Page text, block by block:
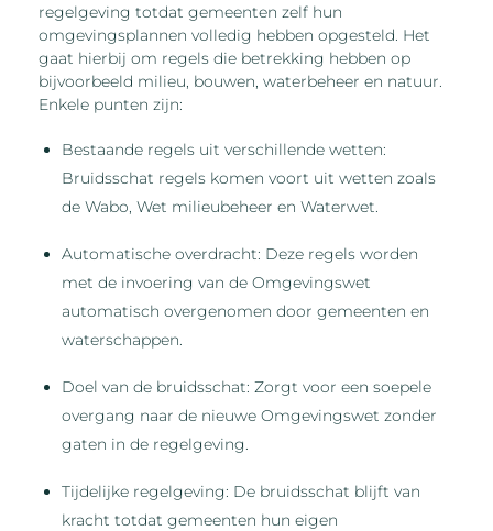
regelgeving totdat gemeenten zelf hun
omgevingsplannen volledig hebben opgesteld. Het
gaat hierbij om regels die betrekking hebben op
bijvoorbeeld milieu, bouwen, waterbeheer en natuur.
Enkele punten zijn:
Bestaande regels uit verschillende wetten:
Bruidsschat regels komen voort uit wetten zoals
de Wabo, Wet milieubeheer en Waterwet.
Automatische overdracht: Deze regels worden
met de invoering van de Omgevingswet
automatisch overgenomen door gemeenten en
waterschappen.
Doel van de bruidsschat: Zorgt voor een soepele
overgang naar de nieuwe Omgevingswet zonder
gaten in de regelgeving.
Tijdelijke regelgeving: De bruidsschat blijft van
kracht totdat gemeenten hun eigen